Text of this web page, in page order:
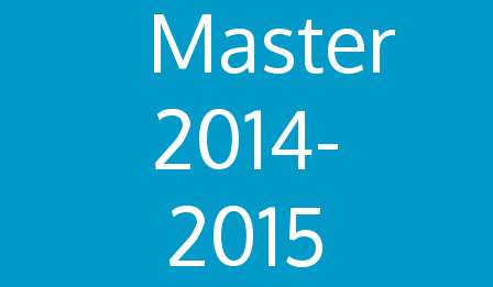
Master
2014-
2015